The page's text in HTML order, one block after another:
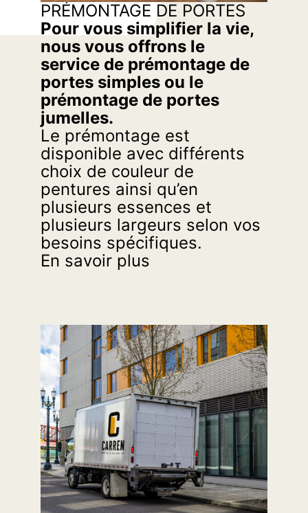
PRÉMONTAGE DE PORTES
Pour vous simplifier la vie,
nous vous offrons le
service de prémontage de
portes simples ou le
prémontage de portes
jumelles.
Le prémontage est
disponible avec différents
choix de couleur de
pentures ainsi qu’en
plusieurs essences et
plusieurs largeurs selon vos
besoins spécifiques.
En savoir plus